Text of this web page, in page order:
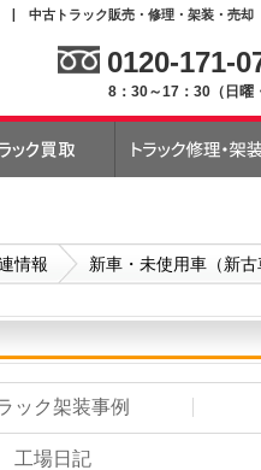
中古トラック販売・修理・架装・売却
0120-171-
8：30～17：30（日曜
情報 新車・未使用車（新古
ック架装事例
工場日記